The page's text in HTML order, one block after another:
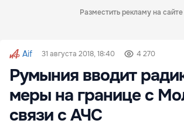
Разместить рекламу на сайте
Aif 31 августа 2018, 18:40 4 270
Румыния вводит
меры на границе с
связи с АЧС